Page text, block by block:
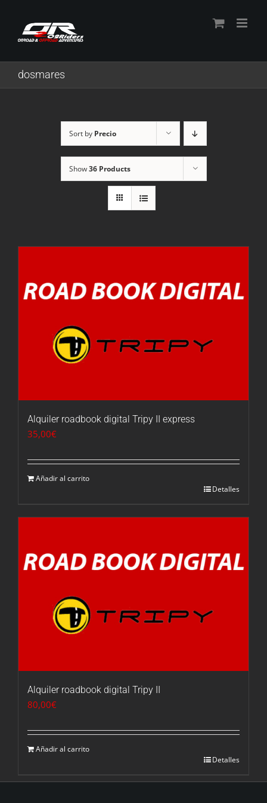
content
dosmares
Sort by Precio
Show36 Products
Alquiler roadbook digital Tripy II express
35,00€
Añadir al carrito
Detalles
Alquiler roadbook digital Tripy II
80,00€
Añadir al carrito
Detalles